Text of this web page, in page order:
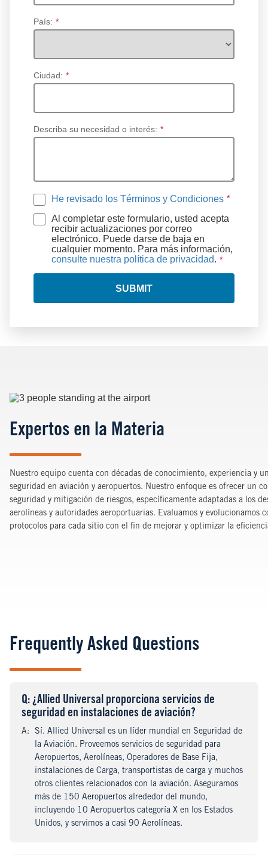
*
País:
*
Ciudad:
*
Describa su necesidad o interés:
He revisado los Términos y Condiciones
Al completar este formulario, usted acepta
recibir actualizaciones por correo
electrónico. Puede darse de baja en
cualquier momento. Para más información,
consulte nuestra política de privacidad.
SUBMIT
Image
Expertos en la Materia
Nuestro equipo cuenta con décadas de conocimiento, experiencia y
seguridad en aviación y aeropuertos. Nuestro enfoque es ofrecer un
seguridad y mitigación de riesgos, específicamente adaptadas a los
aerolíneas y autoridades aeroportuarias. Evaluamos y evolucionamos
protocolos para cada sitio con el fin de mejorar y optimizar la
Frequently Asked Questions
Question
: ¿Allied Universal proporciona servicios de
seguridad en instalaciones de aviación?
Answer
:
Sí. Allied Universal es un líder mundial en Seguridad de
la Aviación. Proveemos servicios de seguridad para
Aeropuertos, Aerolíneas, Operadores de Base Fija,
instalaciones de Carga, transportistas de carga y muchos
otros clientes relacionados con la aviación. Aseguramos
más de 150 Aeropuertos alrededor del mundo,
incluyendo 10 Aeropuertos categoría X en los Estados
Unidos, y servimos a casi 90 Aerolíneas.